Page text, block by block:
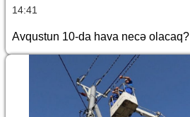
14:41
Avqustun 10-da hava necə olacaq?